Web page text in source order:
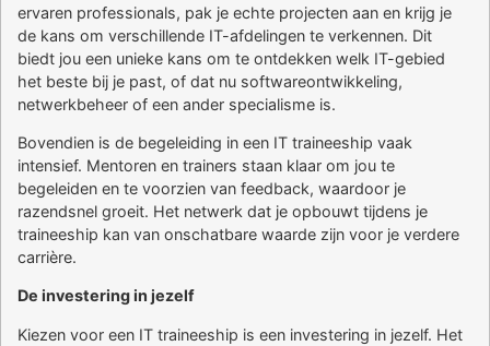
ervaren professionals, pak je echte projecten aan en krijg je
de kans om verschillende IT-afdelingen te verkennen. Dit
biedt jou een unieke kans om te ontdekken welk IT-gebied
het beste bij je past, of dat nu softwareontwikkeling,
netwerkbeheer of een ander specialisme is.
Bovendien is de begeleiding in een IT traineeship vaak
intensief. Mentoren en trainers staan klaar om jou te
begeleiden en te voorzien van feedback, waardoor je
razendsnel groeit. Het netwerk dat je opbouwt tijdens je
traineeship kan van onschatbare waarde zijn voor je verdere
carrière.
De investering in jezelf
Kiezen voor een IT traineeship is een investering in jezelf. Het